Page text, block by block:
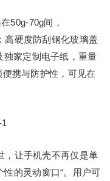
50g-70g间，
高硬度防刮钢化玻璃盖
家定制电子纸，重量
携与防护性，可见在
，让手机壳不再仅是单
的灵动窗口“。用户可